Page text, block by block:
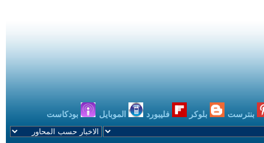
بنترست بلوكر فليبورد الموبايل بودكاست